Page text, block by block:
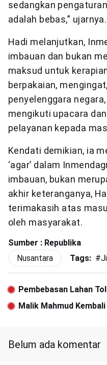
sedangkan
adalah bebas,” ujarnya.
Hadi melanjutkan,
imbauan dan bukan
maksud untuk
berpakaian,
penyelenggara
mengikuti upacara
pelayanan kepada
Kendati demikian, ia
‘agar’ dalam
imbauan, bukan
akhir keteranganya,
terimakasih atas
oleh masyarakat.
Sumber : Republika
Nusantara
Tags: #
Pembebasan Lahan
Malik Mahmud
Belum ada komentar